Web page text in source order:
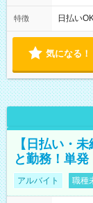
特徴 日払い
気になる！
【日払い・
と勤務！単
アルバイト 職種